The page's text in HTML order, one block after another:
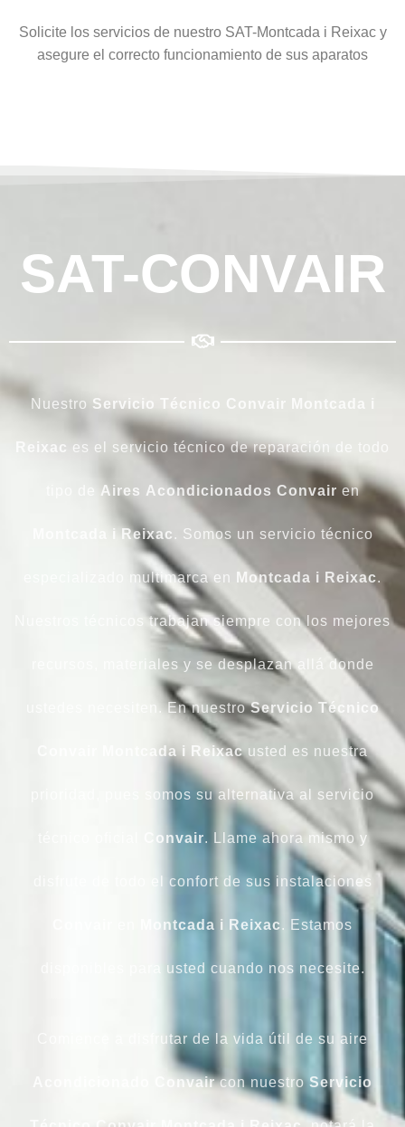
Solicite los servicios de nuestro SAT-Montcada i Reixac y
asegure el correcto funcionamiento de sus aparatos
SAT-CONVAIR
Nuestro Servicio Técnico Convair Montcada i
Reixac es el servicio técnico de reparación de todo
tipo de Aires Acondicionados Convair en
Montcada i Reixac . Somos un servicio técnico
especializado multimarca en Montcada i Reixac.
Nuestros técnicos trabajan siempre con los mejores
recursos, materiales y se desplazan allá donde
ustedes necesiten. En nuestroServicio Técnico
Convair Montcada i Reixacusted es nuestra
prioridad, pues somos su alternativa al servicio
Convair. Llame ahora mismo y
disfrute de todo el confort de sus instalaciones
Montcada i Reixac. Estamos
disponibles para usted cuando nos necesite.
Comience a disfrutar de la vida útil de su aire
Acondicionado Convaircon nuestro Servicio